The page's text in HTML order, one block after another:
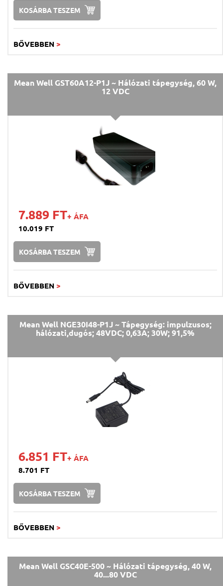
KOSÁRBA TESZEM
BŐVEBBEN >
Mean Well GST60A12-P1J ~ Hálózati tápegység, 60 W,
12 VDC
7.889 FT+ ÁFA
10.019 FT
KOSÁRBA TESZEM
BŐVEBBEN >
Mean Well NGE30I48-P1J ~ Tápegység: impulzusos;
hálózati,dugós; 48VDC; 0,63A; 30W; 91,5%
6.851 FT+ ÁFA
8.701 FT
KOSÁRBA TESZEM
BŐVEBBEN >
Mean Well GSC40E-500 ~ Hálózati tápegység, 40 W,
40...80 VDC